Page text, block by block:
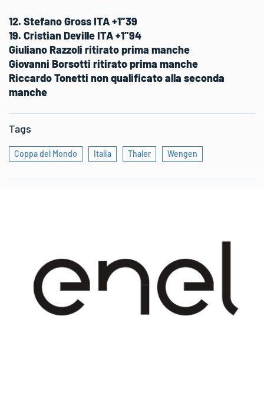
12. Stefano Gross ITA +1″39
19. Cristian Deville ITA +1″94
Giuliano Razzoli ritirato prima manche
Giovanni Borsotti ritirato prima manche
Riccardo Tonetti non qualificato alla seconda
manche
Tags
Coppa del Mondo Italia Thaler Wengen